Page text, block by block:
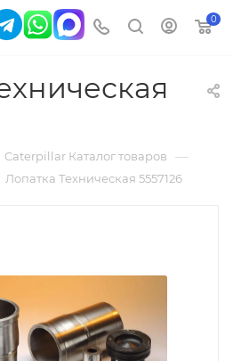
0
Caterpillar Каталог товаров —
Лопатка Техническая 5557126